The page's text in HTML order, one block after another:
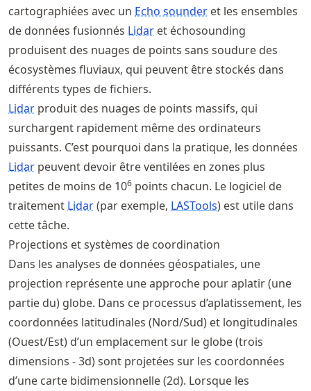
cartographiées avec un Echo sounder et les ensembles
de données fusionnés Lidar et échosounding
produisent des nuages de points sans soudure des
écosystèmes fluviaux, qui peuvent être stockés dans
différents types de fichiers.
Lidar produit des nuages de points massifs, qui
surchargent rapidement même des ordinateurs
puissants. C’est pourquoi dans la pratique, les données
Lidar peuvent devoir être ventilées en zones plus
petites de moins de 106 points chacun. Le logiciel de
traitement Lidar(par exemple, LASTools) est utile dans
cette tâche.
Projections et systèmes de coordination
Dans les analyses de données géospatiales, une
projection représente une approche pour aplatir (une
partie du) globe. Dans ce processus d’aplatissement, les
coordonnées latitudinales (Nord/Sud) et longitudinales
(Ouest/Est) d’un emplacement sur le globe (trois
dimensions - 3d) sont projetées sur les coordonnées
d’une carte bidimensionnelle (2d). Lorsque les